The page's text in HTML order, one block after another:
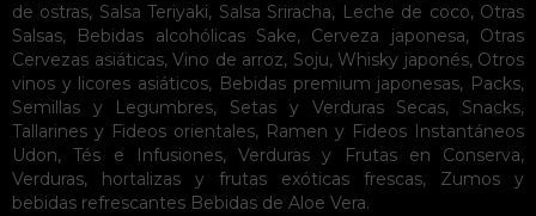
de ostras, Salsa Teriyaki, Salsa Sriracha, Leche de coco, Otras
Salsas, Bebidas alcohólicas Sake, Cerveza japonesa, Otras
Cervezas asiáticas, Vino de arroz, Soju, Whisky japonés, Otros
vinos y licores asiáticos, Bebidas premium japonesas, Packs,
Semillas y Legumbres, Setas y Verduras Secas, Snacks,
Tallarines y Fideos orientales, Ramen y Fideos Instantáneos
Udon,Tés e Infusiones, Verduras y Frutas en Conserva,
Verduras, hortalizas y frutas exóticas frescas, Zumos y
bebidas refrescantes Bebidas de Aloe Vera.